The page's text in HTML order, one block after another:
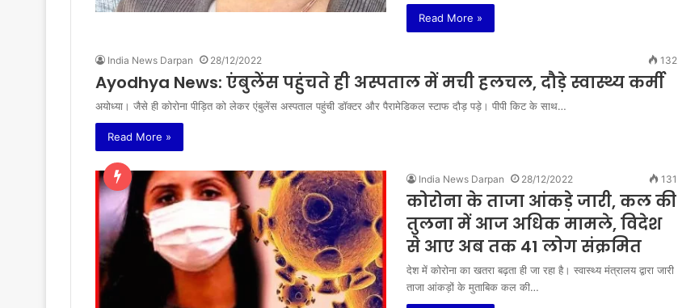
Read More »
India News Darpan 28/12/2022 132
Ayodhya News: एंबुलेंस पहुंचते ही अस्पताल में मची हलचल, दौड़े स्वास्थ्य कर्मी
अयोध्या। जैसे ही कोरोना पीड़ित को लेकर एंबुलेंस अस्पताल पहुंची डॉक्टर और पैरामेडिकल स्टाफ दौड़ पड़े। पीपी किट के साथ…
Read More »
India News Darpan 28/12/2022 131
कोरोना के ताजा आंकड़े जारी, कल की
तुलना में आज अधिक मामले, विदेश
से आए अब तक 41 लोग संक्रमित
देश में कोरोना का खतरा बढ़ता ही जा रहा है। स्वास्थ्य मंत्रालय द्वारा जारी
ताजा आंकड़ों के मुताबिक कल की…